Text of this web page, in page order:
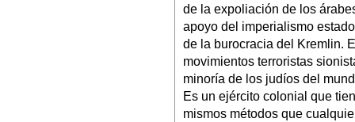
de la expoliación de los
apoyo del imperialismo
de la burocracia del Kremlin.
movimientos terroristas
minoría de los judíos del
Es un ejército colonial que
mismos métodos que